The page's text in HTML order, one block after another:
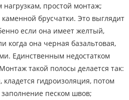
простой монтаж;
каменной брусчатки. Это выглядит
если она имеет желтый,
когда она черная базальтовая,
Единственным недостатком
такой полосы делается так:
гидроизоляция, потом
песком швов;